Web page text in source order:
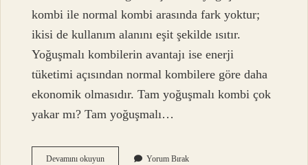
kombi ile normal kombi arasında fark yoktur;
ikisi de kullanım alanını eşit şekilde ısıtır.
Yoğuşmalı kombilerin avantajı ise enerji
tüketimi açısından normal kombilere göre daha
ekonomik olmasıdır. Tam yoğuşmalı kombi çok
yakar mı? Tam yoğuşmalı…
Devamını okuyunYoğuşmalı
Yorum Bırak